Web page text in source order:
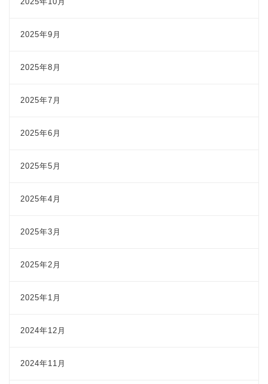
2025年9月
2025年8月
2025年7月
2025年6月
2025年5月
2025年4月
2025年3月
2025年2月
2025年1月
2024年12月
2024年11月